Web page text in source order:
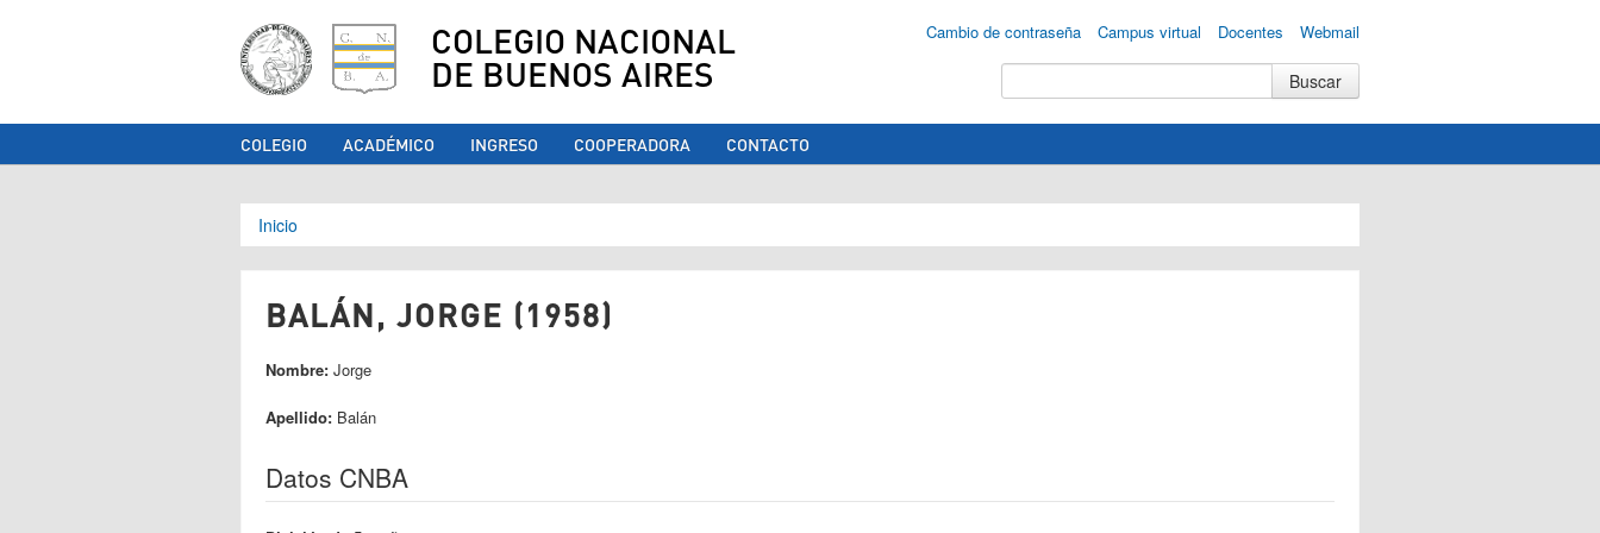
COLEGIO NACIONAL
DE BUENOS AIRES
Cambio de contraseña Campus virtual Docentes Webmail
COLEGIO ACADÉMICO INGRESO COOPERADORA CONTACTO
Se encuentra usted aquí
Inicio
BALÁN, JORGE (1958)
Nombre: Jorge
Apellido: Balán
Datos CNBA